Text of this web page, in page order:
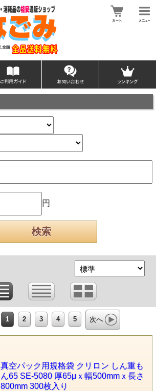
円
1 2 3 4 5 次へ
真空パック用規格袋 クリロン しん重も
ん65 SE-5080 厚65μｘ幅500mmｘ長さ
800mm 300枚入り